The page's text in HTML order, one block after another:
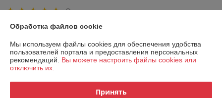
Отлично
Очень быстро вышли на связь после того как была составлена
заявка , не первый раз обращаюсь . Качество цена на уровне.
Сделка подтверждена через корзину
Обработка файлов cookie
Мы используем файлы cookies для обеспечения удобства
пользователей портала и предоставления персональных
рекомендаций. Вы можете настроить файлы cookies или
отключить их.
Принять